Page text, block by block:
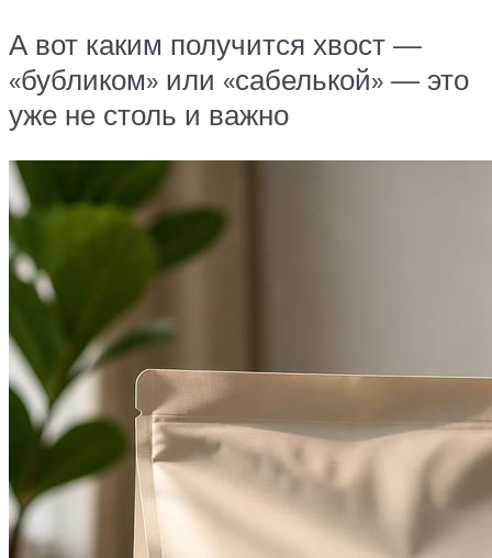
А вот каким получится хвост —
«бубликом» или «сабелькой» — это
уже не столь и важно